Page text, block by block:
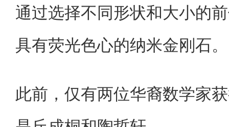
通过选择不同形状和大小的
具有荧光色心的纳米金刚石。
此前，仅有两位华裔数学家